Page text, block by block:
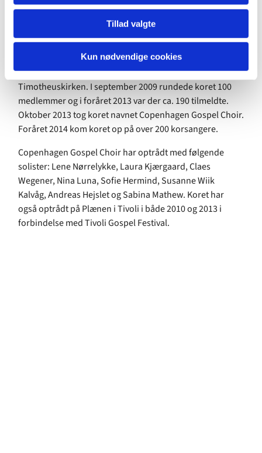
Tillad valgte
Kun nødvendige cookies
Copenhagen Gospel Choir historie
Copenhagen Gospel Choir startede i august 2006 i en
frikirke på Frederiksberg, som hed Cafékirken. Året efter
flyttede koret til Valby og hed på det tidspunkt Valby
Gospel Choir. Siden januar 2009 har koret været i
Timotheuskirken. I september 2009 rundede koret 100
medlemmer og i foråret 2013 var der ca. 190 tilmeldte.
Oktober 2013 tog koret navnet Copenhagen Gospel Choir.
Foråret 2014 kom koret op på over 200 korsangere.
Copenhagen Gospel Choir har optrådt med følgende
solister: Lene Nørrelykke, Laura Kjærgaard, Claes
Wegener, Nina Luna, Sofie Hermind, Susanne Wiik
Kalvåg, Andreas Hejslet og Sabina Mathew. Koret har
også optrådt på Plænen i Tivoli i både 2010 og 2013 i
forbindelse med Tivoli Gospel Festival.